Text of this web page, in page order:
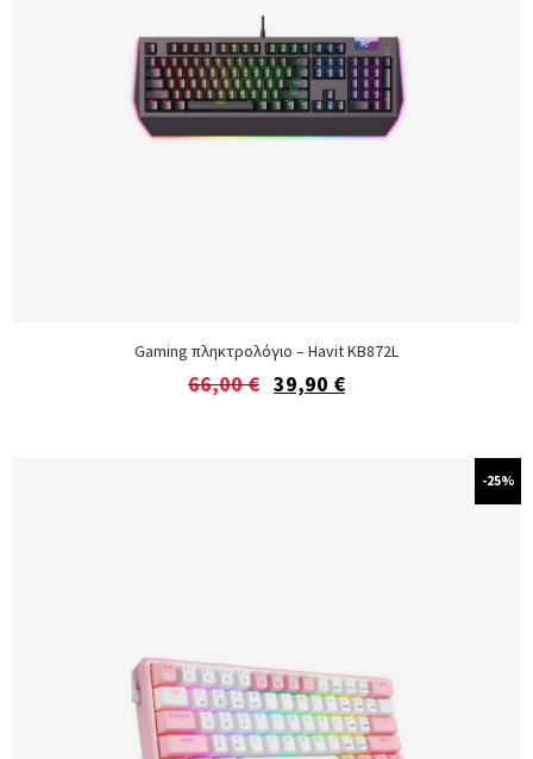
Gaming πληκτρολόγιο – Havit KB872L
66,00€ 39,90 €
-25%